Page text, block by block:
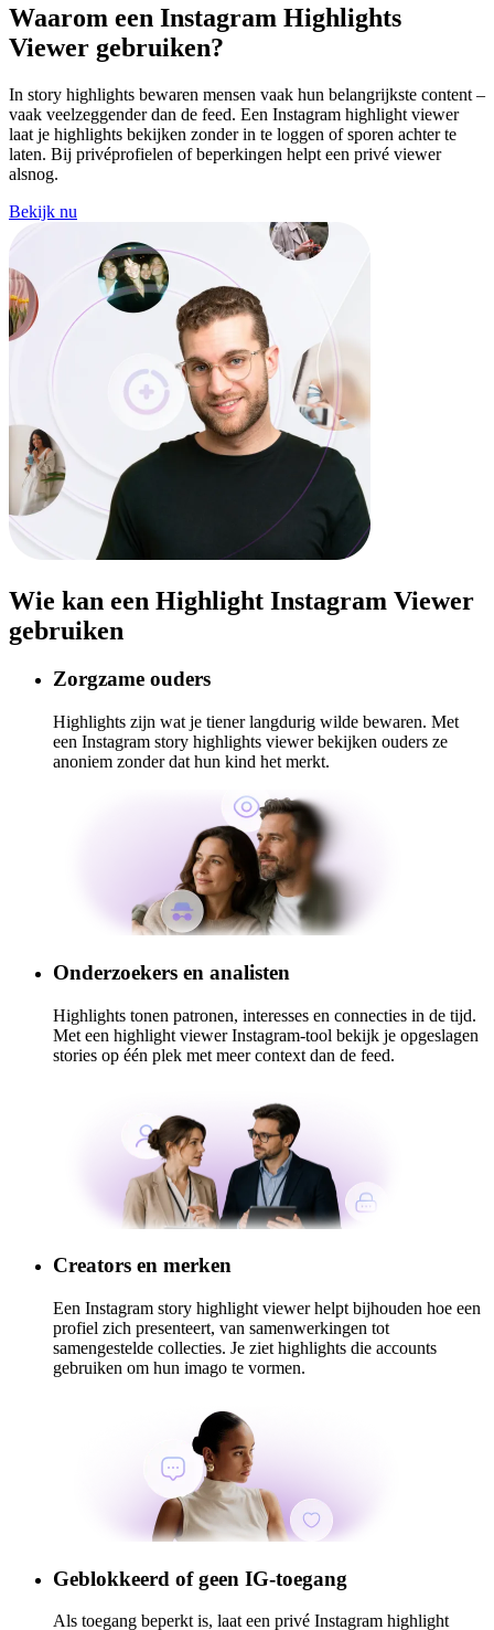
Waarom een Instagram Highlights
Viewer gebruiken?
In story highlights bewaren mensen vaak hun belangrijkste content –
vaak veelzeggender dan de feed. Een Instagram highlight viewer
laat je highlights bekijken zonder in te loggen of sporen achter te
laten. Bij privéprofielen of beperkingen helpt een privé viewer
alsnog.
Bekijk nu
Wie kan een Highlight Instagram Viewer
gebruiken
Zorgzame ouders
Highlights zijn wat je tiener langdurig wilde bewaren. Met
een Instagram story highlights viewer bekijken ouders ze
anoniem zonder dat hun kind het merkt.
Onderzoekers en analisten
Highlights tonen patronen, interesses en connecties in de tijd.
Met een highlight viewer Instagram-tool bekijk je opgeslagen
stories op één plek met meer context dan de feed.
Creators en merken
Een Instagram story highlight viewer helpt bijhouden hoe een
profiel zich presenteert, van samenwerkingen tot
samengestelde collecties. Je ziet highlights die accounts
gebruiken om hun imago te vormen.
Geblokkeerd of geen IG-toegang
Als toegang beperkt is, laat een privé Instagram highlight